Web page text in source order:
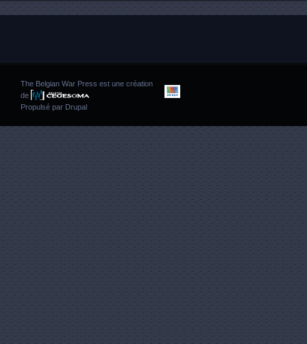
The Belgian War Press est une création
de
Propulsé par Drupal